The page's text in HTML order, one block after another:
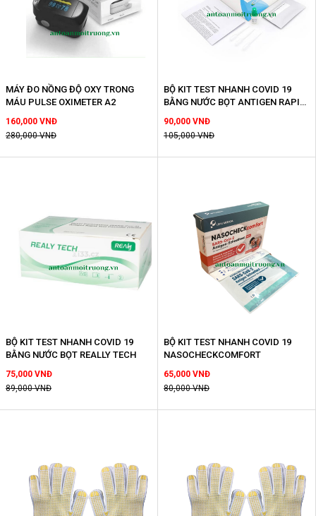
MÁY ĐO NỒNG ĐỘ OXY TRONG
MÁU PULSE OXIMETER A2
160,000 VNĐ
280,000 VNĐ
BỘ KIT TEST NHANH COVID 19
BẰNG NƯỚC BỌT ANTIGEN RAPID
90,000 VNĐ
105,000 VNĐ
BỘ KIT TEST NHANH COVID 19
BẰNG NƯỚC BỌT REALLY TECH
75,000 VNĐ
89,000 VNĐ
BỘ KIT TEST NHANH COVID 19
NASOCHECKCOMFORT
65,000 VNĐ
80,000 VNĐ